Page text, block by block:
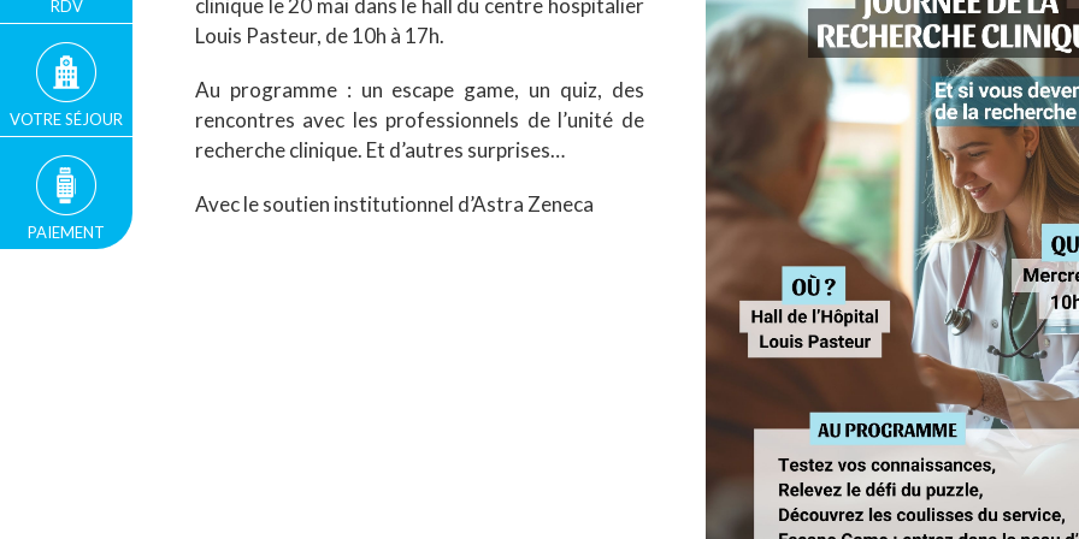
RDV
VOTRE SÉJOUR
PAIEMENT
Louis Pasteur, de 10h à 17h.
Au programme : un escape game, un quiz, des
rencontres avec les professionnels de l’unité de
recherche clinique. Et d’autres surprises…
Avec le soutien institutionnel d’Astra Zeneca